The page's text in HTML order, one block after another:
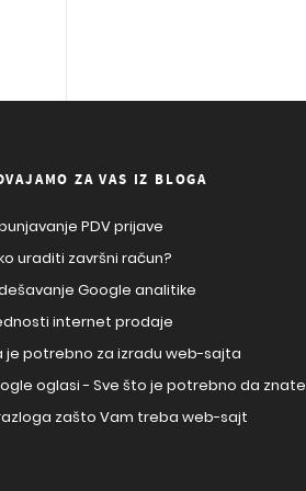
ZA VAS IZ BLOGA
PDV prijave
uraditi završni račun?
Google analitike
internet prodaje
je potrebno za izradu web-sajta
oglasi - Sve što je potrebno da znate
zašto Vam treba web-sajt